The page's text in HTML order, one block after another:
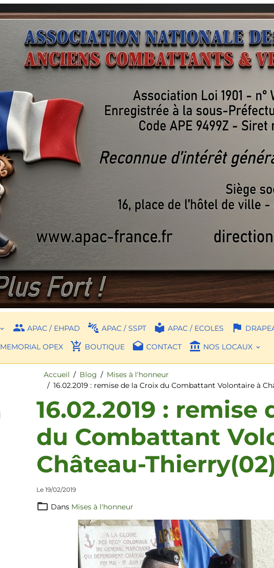
APAC / EHPAD APAC / SSPT APAC / ECOLES
MEMORIAL OPEX
BOUTIQUE CONTACT NOS LOCAUX
Accueil Blog
Mises à l'honneur
16.02.2019 : remise de la Croix du Combattant Volontaire à
16.02.2019 : remise
du Combattant
Château-
Le 19/02/2019
Dans Mises à l'honneur